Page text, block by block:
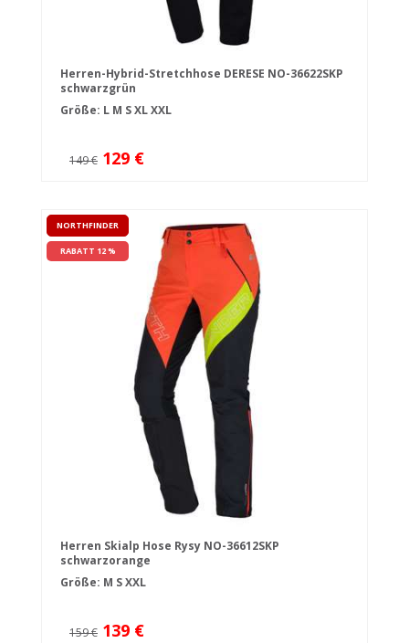
Herren-Hybrid-Stretchhose DERESE NO-36622SKP
schwarzgrün
Größe: L M SXLXXL
149 € 129 €
NORTHFINDER
RABATT 12 %
Herren Skialp Hose Rysy NO-36612SKP
schwarzorange
Größe: M SXXL
159 € 139 €